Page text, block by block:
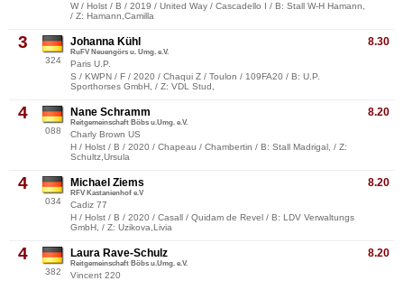
W / Holst / B / 2019 / United Way / Cascadello I / B: Stall W-H Hamann,
/ Z: Hamann,Camilla
3
324
8.30
Johanna Kühl
RuFV Neuengörs u. Umg. e.V.
Paris U.P.
S / KWPN / F / 2020 / Chaqui Z / Toulon / 109FA20 / B: U.P.
Sporthorses GmbH, / Z: VDL Stud,
4
088
8.20
Nane Schramm
Reitgemeinschaft Böbs u.Umg. e.V.
Charly Brown US
H / Holst / B / 2020 / Chapeau / Chambertin / B: Stall Madrigal, / Z:
Schultz,Ursula
4
034
8.20
Michael Ziems
RFV Kastanienhof e.V
Cadiz 77
H / Holst / B / 2020 / Casall / Quidam de Revel / B: LDV Verwaltungs
GmbH, / Z: Uzikova,Livia
4
382
8.20
Laura Rave-Schulz
Reitgemeinschaft Böbs u.Umg. e.V.
Vincent 220